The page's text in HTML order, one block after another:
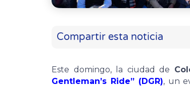
Compartir esta noticia
Este domingo, la ciudad de
Gentleman’s Ride” (DGR), un